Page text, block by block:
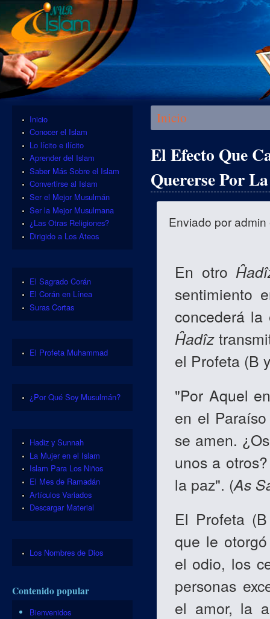
Se encuentra usted aquí
Inicio
El Efecto Que
Quererse Por
Enviado poradmin
En otro
sentimiento
concederá
Ĥadîz
el Profeta (B
"Por Aquel
en el
se amen.
unos a
la paz". (As
El Profeta
que le
el odio, los
personas
el amor, la
Inicio
Conocer el Islam
Lo lícito e ilícito
Aprender del Islam
Saber Más Sobre el Islam
Convertirse al Islam
Ser el Mejor Musulmán
Ser la Mejor Musulmana
¿Las Otras Religiones?
Dirigido a Los Ateos
El Sagrado Corán
El Corán en Línea
Suras Cortas
El Profeta Muhammad
¿Por Qué Soy Musulmán?
Hadiz y Sunnah
La Mujer en el Islam
Islam Para Los Niños
El Mes de Ramadán
Artículos Variados
Descargar Material
Los Nombres de Dios
Contenido popular
Bienvenidos